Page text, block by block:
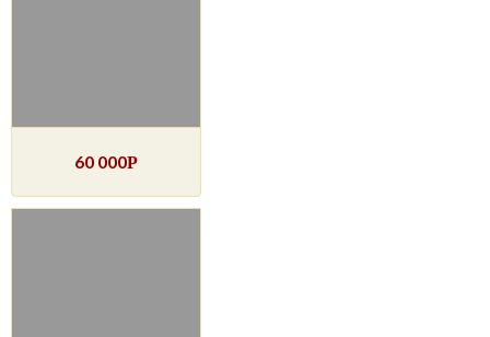
60 000Р